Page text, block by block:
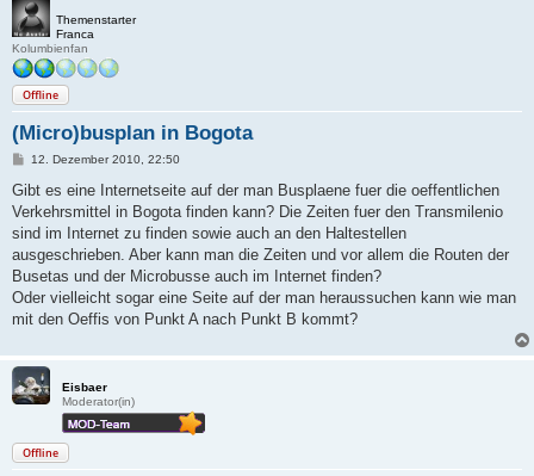
Themenstarter
Franca
Kolumbienfan
Offline
(Micro)busplan in Bogota
B
i
r
a
12. Dezember 2010, 22:50
Gibt es eine Internetseite auf der man Busplaene fuer die oeffentlichen
Verkehrsmittel in Bogota finden kann? Die Zeiten fuer den Transmilenio
sind im Internet zu finden sowie auch an den Haltestellen
ausgeschrieben. Aber kann man die Zeiten und vor allem die Routen der
Busetas und der Microbusse auch im Internet finden?
Oder vielleicht sogar eine Seite auf der man heraussuchen kann wie man
mit den Oeffis von Punkt A nach Punkt B kommt?
Eisbaer
Moderator(in)
Offline